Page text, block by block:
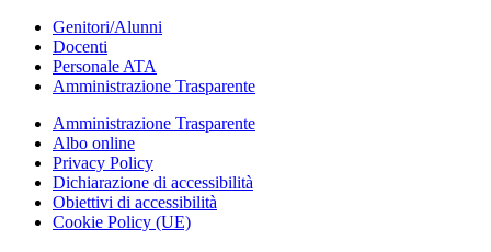
Genitori/Alunni
Docenti
Personale ATA
Amministrazione Trasparente
Amministrazione Trasparente
Albo online
Privacy Policy
Dichiarazione di accessibilità
Obiettivi di accessibilità
Cookie Policy (UE)